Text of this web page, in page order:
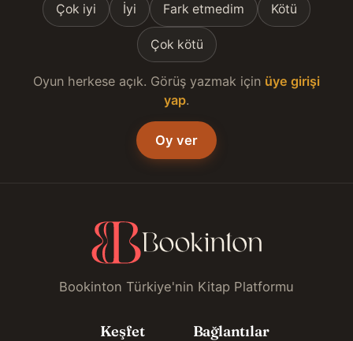
Çok iyi İyi Fark etmedim Kötü
Çok kötü
Oyun herkese açık. Görüş yazmak için üye girişi
yap.
Oy ver
Bookinton Türkiye'nin Kitap Platformu
Keşfet Bağlantılar